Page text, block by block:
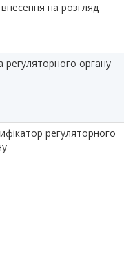
на розгляд
регуляторного органу
регуляторного